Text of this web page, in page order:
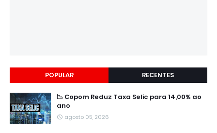
POPULAR RECENTES
📉 Copom Reduz Taxa Selic para 14,00% ao
ano
agosto 05, 2026